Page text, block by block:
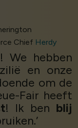
Chief Herdy
! We hebben
en onze
om de
Fair heeft
! Ik ben blij